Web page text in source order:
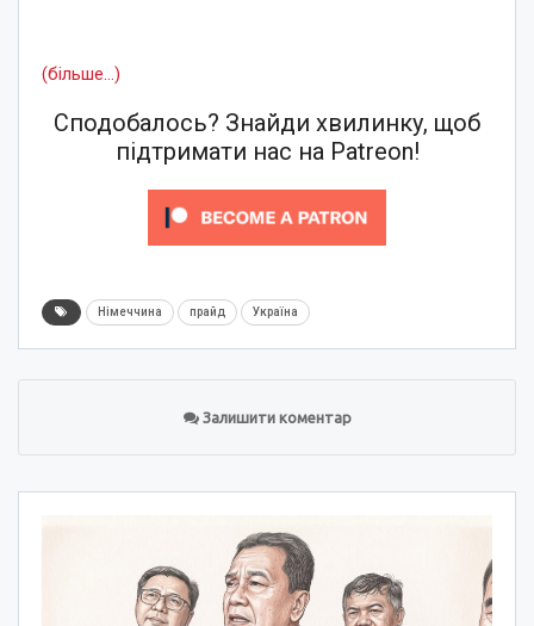
(більше…)
Сподобалось? Знайди хвилинку, щоб
підтримати нас на Patreon!
Німеччина прайд Україна
Залишити коментар